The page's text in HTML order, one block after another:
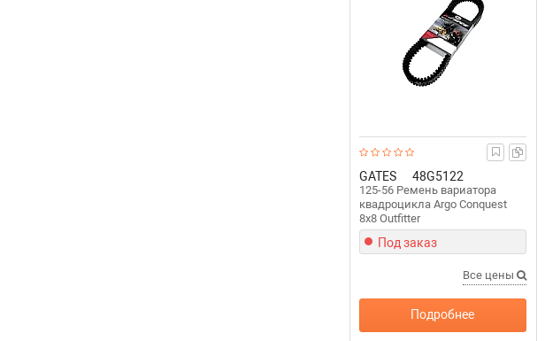
GATES 48G5122
125-56 Ремень вариатора
квадроцикла Argo Conquest
8x8 Outfitter
Под заказ
Все цены
Подробнее